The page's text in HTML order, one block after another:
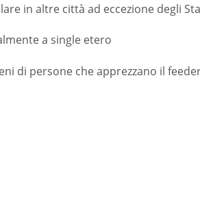
in altre città ad eccezione degli
a single etero
di persone che apprezzano il